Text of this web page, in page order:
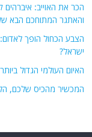
הכר את האוייב:
והאתגר המתוחכם הבא
הצבע הכחול הופך
ישראל?
האיום העולמי הגדול
המכשיר מהכיס שלכם,